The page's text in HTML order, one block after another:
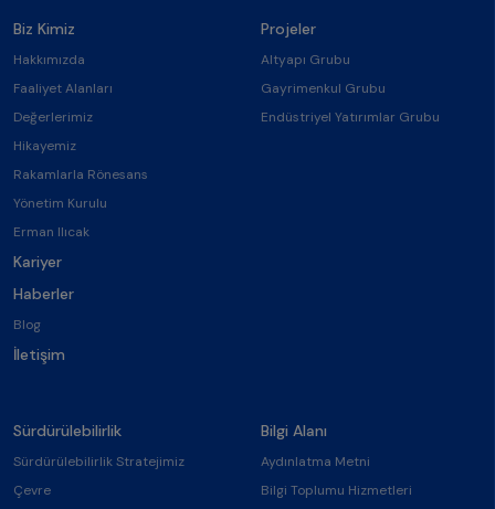
Biz Kimiz
Hakkımızda
Faaliyet Alanları
Değerlerimiz
Hikayemiz
Rakamlarla Rönesans
Yönetim Kurulu
Erman Ilıcak
Kariyer
Haberler
Blog
İletişim
Projeler
Altyapı Grubu
Gayrimenkul Grubu
Endüstriyel Yatırımlar Grubu
Sürdürülebilirlik
Sürdürülebilirlik Stratejimiz
Çevre
Bilgi Alanı
Aydınlatma Metni
Bilgi Toplumu Hizmetleri